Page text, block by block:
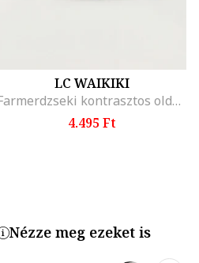
LC WAIKIKI
Farmerdzseki kontrasztos oldalsó panellel, Fehér/Kék
4.495 Ft
Nézze meg ezeket is